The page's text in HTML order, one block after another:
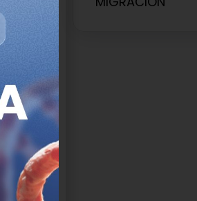
y “-
en la
en
ahora